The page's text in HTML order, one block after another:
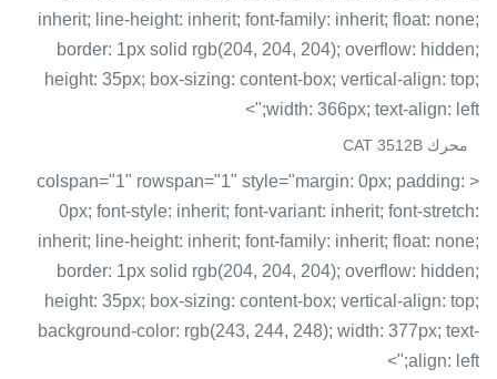
inherit; line-height: inherit; font-family: inherit; float: none;
border: 1px solid rgb(204, 204, 204); overflow: hidden;
height: 35px; box-sizing: content-box; vertical-align: top;
width: 366px; text-align: left;">
محرك CAT 3512B
< colspan="1" rowspan="1" style="margin: 0px; padding:
0px; font-style: inherit; font-variant: inherit; font-stretch:
inherit; line-height: inherit; font-family: inherit; float: none;
border: 1px solid rgb(204, 204, 204); overflow: hidden;
height: 35px; box-sizing: content-box; vertical-align: top;
background-color: rgb(243, 244, 248); width: 377px; text-
align: left;">